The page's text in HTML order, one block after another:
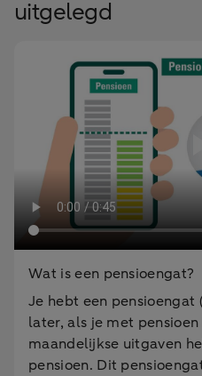
uitgelegd
Wat is een pensioengat?
Je hebt een
later, als je met
maandelijkse uitgaven
pensioen. Dit